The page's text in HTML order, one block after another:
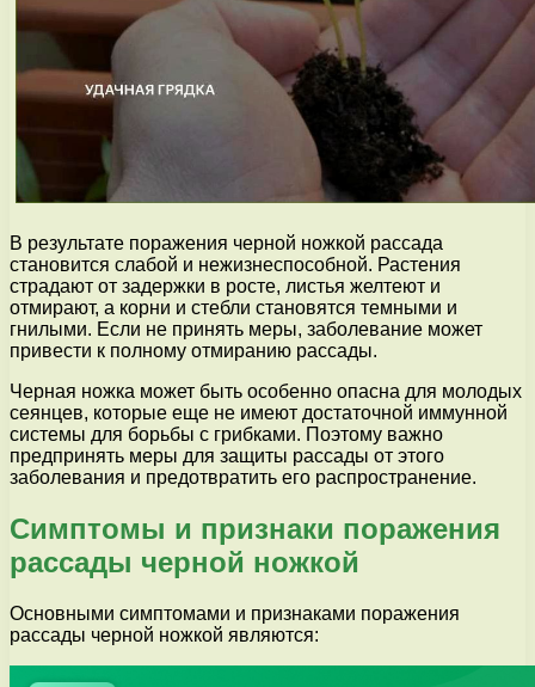
В результате поражения черной ножкой рассада
становится слабой и нежизнеспособной. Растения
страдают от задержки в росте, листья желтеют и
отмирают, а корни и стебли становятся темными и
гнилыми. Если не принять меры, заболевание может
привести к полному отмиранию рассады.
Черная ножка может быть особенно опасна для молодых
сеянцев, которые еще не имеют достаточной иммунной
системы для борьбы с грибками. Поэтому важно
предпринять меры для защиты рассады от этого
заболевания и предотвратить его распространение.
Симптомы и признаки поражения
рассады черной ножкой
Основными симптомами и признаками поражения
рассады черной ножкой являются: